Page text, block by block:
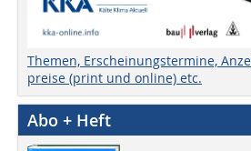
Themen, Erscheinungstermine,
preise (print und online) etc.
Abo + Heft